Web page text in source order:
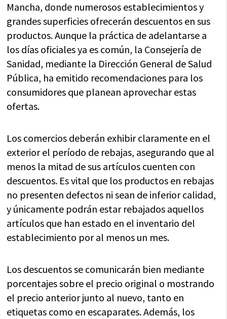
Mancha, donde numerosos establecimientos y
grandes superficies ofrecerán descuentos en sus
productos. Aunque la práctica de adelantarse a
los días oficiales ya es común, la Consejería de
Sanidad, mediante la Dirección General de Salud
Pública, ha emitido recomendaciones para los
consumidores que planean aprovechar estas
ofertas.
Los comercios deberán exhibir claramente en el
exterior el período de rebajas, asegurando que al
menos la mitad de sus artículos cuenten con
descuentos. Es vital que los productos en rebajas
no presenten defectos ni sean de inferior calidad,
y únicamente podrán estar rebajados aquellos
artículos que han estado en el inventario del
establecimiento por al menos un mes.
Los descuentos se comunicarán bien mediante
porcentajes sobre el precio original o mostrando
el precio anterior junto al nuevo, tanto en
etiquetas como en escaparates. Además, los